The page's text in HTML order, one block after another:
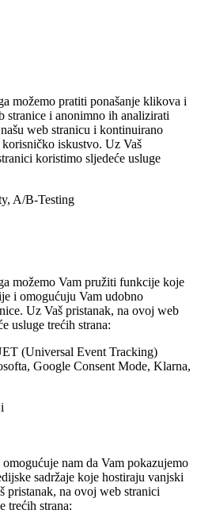
možemo pratiti ponašanje klikova i
stranice i anonimno ih analizirati
web stranicu i kontinuirano
iskustvo. Uz Vaš
koristimo sljedeće usluge
A/B-Testing
možemo Vam pružiti funkcije koje
i omogućuju Vam udobno
Uz Vaš pristanak, na ovoj web
usluge trećih strana:
(Universal Event Tracking)
Google Consent Mode, Klarna,
nam da Vam pokazujemo
sadržaje koje hostiraju vanjski
pristanak, na ovoj web stranici
trećih strana: